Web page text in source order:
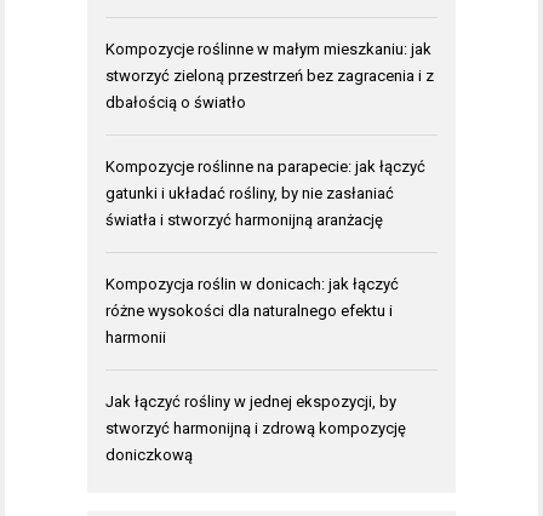
Kompozycje roślinne w małym mieszkaniu: jak
stworzyć zieloną przestrzeń bez zagracenia i z
dbałością o światło
Kompozycje roślinne na parapecie: jak łączyć
gatunki i układać rośliny, by nie zasłaniać
światła i stworzyć harmonijną aranżację
Kompozycja roślin w donicach: jak łączyć
różne wysokości dla naturalnego efektu i
harmonii
Jak łączyć rośliny w jednej ekspozycji, by
stworzyć harmonijną i zdrową kompozycję
doniczkową